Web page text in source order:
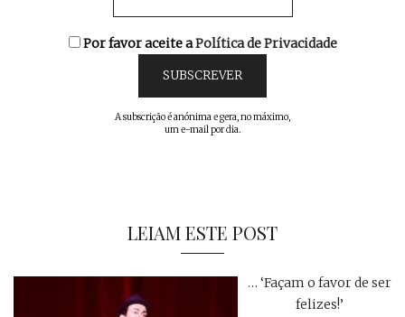
Por favor aceite aPolítica de Privacidade
A subscrição é anónima e gera, no máximo,
um e-mail por dia.
LEIAM ESTE POST
… ‘Façam o favor de ser
felizes!’